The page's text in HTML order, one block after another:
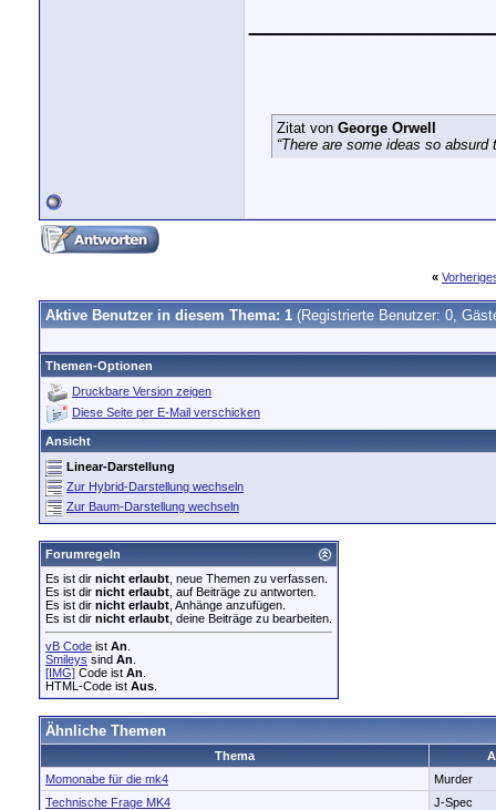
Zitat von George Orwell
“There are some ideas so
«
Aktive Benutzer in diesem Thema: 1 (Registrierte Benutzer: 0,
Themen-Optionen
Druckbare Version zeigen
Diese Seite per E-Mail verschicken
Ansicht
Linear-Darstellung
Zur Hybrid-Darstellung wechseln
Zur Baum-Darstellung wechseln
Forumregeln
Es ist dir nicht erlaubt , neue Themen zu verfassen.
Es ist dir nicht erlaubt , auf Beiträge zu antworten.
Es ist dir nicht erlaubt , Anhänge anzufügen.
Es ist dir nicht erlaubt , deine Beiträge zu bearbeiten.
vB Code ist An
Smileys sind An
[IMG] Code ist An
HTML-Code ist Aus
Ähnliche Themen
Thema
Momonabe für die mk4
Murder
Technische Frage MK4
J-Spec